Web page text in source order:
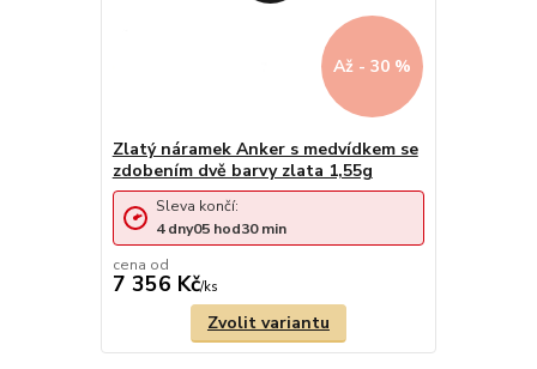
Až - 30 %
Zlatý náramek Anker s medvídkem se
zdobením dvě barvy zlata 1,55g
cena od
7 356 Kč/ks
Sleva končí:
4 dny05 hod30min
Zvolit variantu